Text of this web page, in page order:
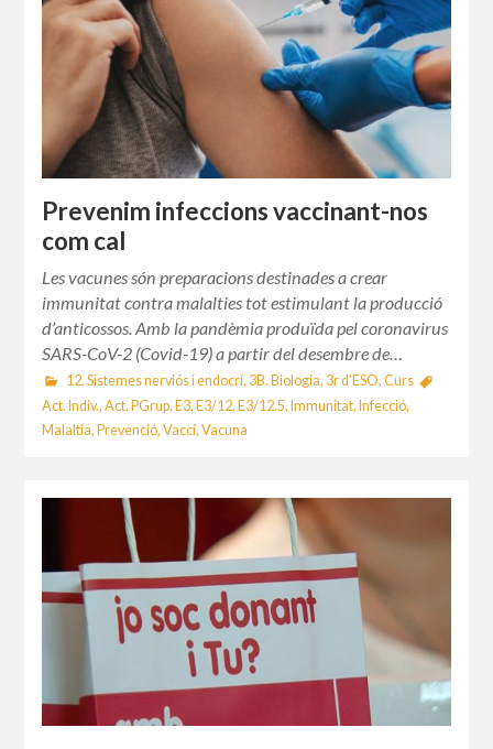
Prevenim infeccions vaccinant-nos
com cal
Les vacunes són preparacions destinades a crear
immunitat contra malalties tot estimulant la producció
d’anticossos. Amb la pandèmia produïda pel coronavirus
SARS-CoV-2 (Covid-19) a partir del desembre de…
12. Sistemes nerviós i endocrí, 3B. Biologia, 3r d'ESO, Curs
Act. Indiv.,Act. PGrup, E3, E3/12, E3/12.5, Immunitat, Infecció,
Malaltia, Prevenció,Vaccí,Vacuna